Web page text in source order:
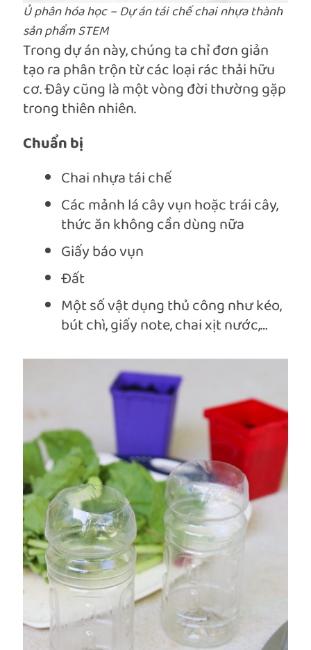
Ủ phân hóa học – Dự án tái chế chai nhựa thành
sản phẩm STEM
Trong dự án này, chúng ta chỉ đơn giản
tạo ra phân trộn từ các loại rác thải hữu
cơ. Đây cũng là một vòng đời thường gặp
trong thiên nhiên.
Chuẩn bị
Chai nhựa tái chế
Các mảnh lá cây vụn hoặc trái cây,
thức ăn không cần dùng nữa
Giấy báo vụn
Đất
Một số vật dụng thủ công như kéo,
bút chì, giấy note, chai xịt nước,…